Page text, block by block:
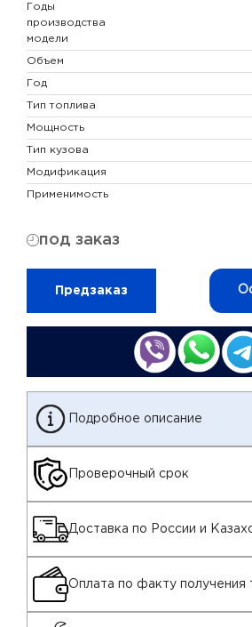
Годы
производства
модели
Объем
Год
Тип топлива
Мощность
Тип кузова
Модификация
Применимость
под заказ
Предзаказ
Подробное описание
Проверочный срок
Доставка по России и
Оплата по факту получения